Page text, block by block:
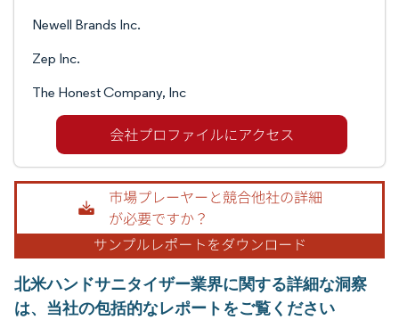
Newell Brands Inc.
Zep Inc.
The Honest Company, Inc
北米ハンドサニタイザー業界に関する詳細な洞察
は、当社の包括的なレポートをご覧ください